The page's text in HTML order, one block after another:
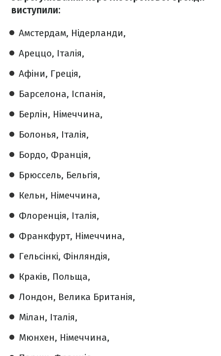
виступили:
Амстердам, Нідерланди,
Ареццо, Італія,
Афіни, Греція,
Барселона, Іспанія,
Берлін, Німеччина,
Болонья, Італія,
Бордо, Франція,
Брюссель, Бельгія,
Кельн, Німеччина,
Флоренція, Італія,
Франкфурт, Німеччина,
Гельсінкі, Фінляндія,
Краків, Польща,
Лондон, Велика Британія,
Мілан, Італія,
Мюнхен, Німеччина,